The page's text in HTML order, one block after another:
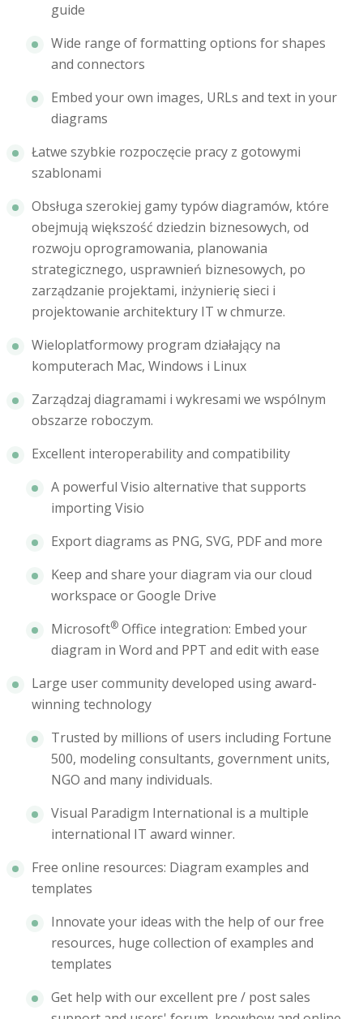
guide
Wide range of formatting options for shapes
and connectors
Embed your own images, URLs and text in your
diagrams
Łatwe szybkie rozpoczęcie pracy z gotowymi
szablonami
Obsługa szerokiej gamy typów diagramów, które
obejmują większość dziedzin biznesowych, od
rozwoju oprogramowania, planowania
strategicznego, usprawnień biznesowych, po
zarządzanie projektami, inżynierię sieci i
projektowanie architektury IT w chmurze.
Wieloplatformowy program działający na
komputerach Mac, Windows i Linux
Zarządzaj diagramami i wykresami we wspólnym
obszarze roboczym.
Excellent interoperability and compatibility
A powerful Visio alternative that supports
importing Visio
Export diagrams as PNG, SVG, PDF and more
Keep and share your diagram via our cloud
workspace or Google Drive
Microsoft® Office integration: Embed your
diagram in Word and PPT and edit with ease
Large user community developed using award-
winning technology
Trusted by millions of users including Fortune
500, modeling consultants, government units,
NGO and many individuals.
Visual Paradigm International is a multiple
international IT award winner.
Free online resources: Diagram examples and
templates
Innovate your ideas with the help of our free
resources, huge collection of examples and
templates
Get help with our excellent pre / post sales